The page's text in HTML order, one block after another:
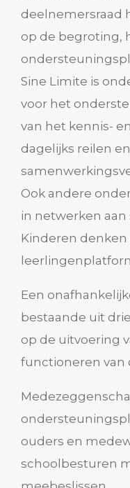
deelnemersraad
op de begroting,
Sine Limite is
voor het
van het kennis-
dagelijks reilen
Ook andere
in netwerken
Kinderen denken
Een
bestaande uit
op de uitvoering
functioneren van
ouders en
schoolbesturen